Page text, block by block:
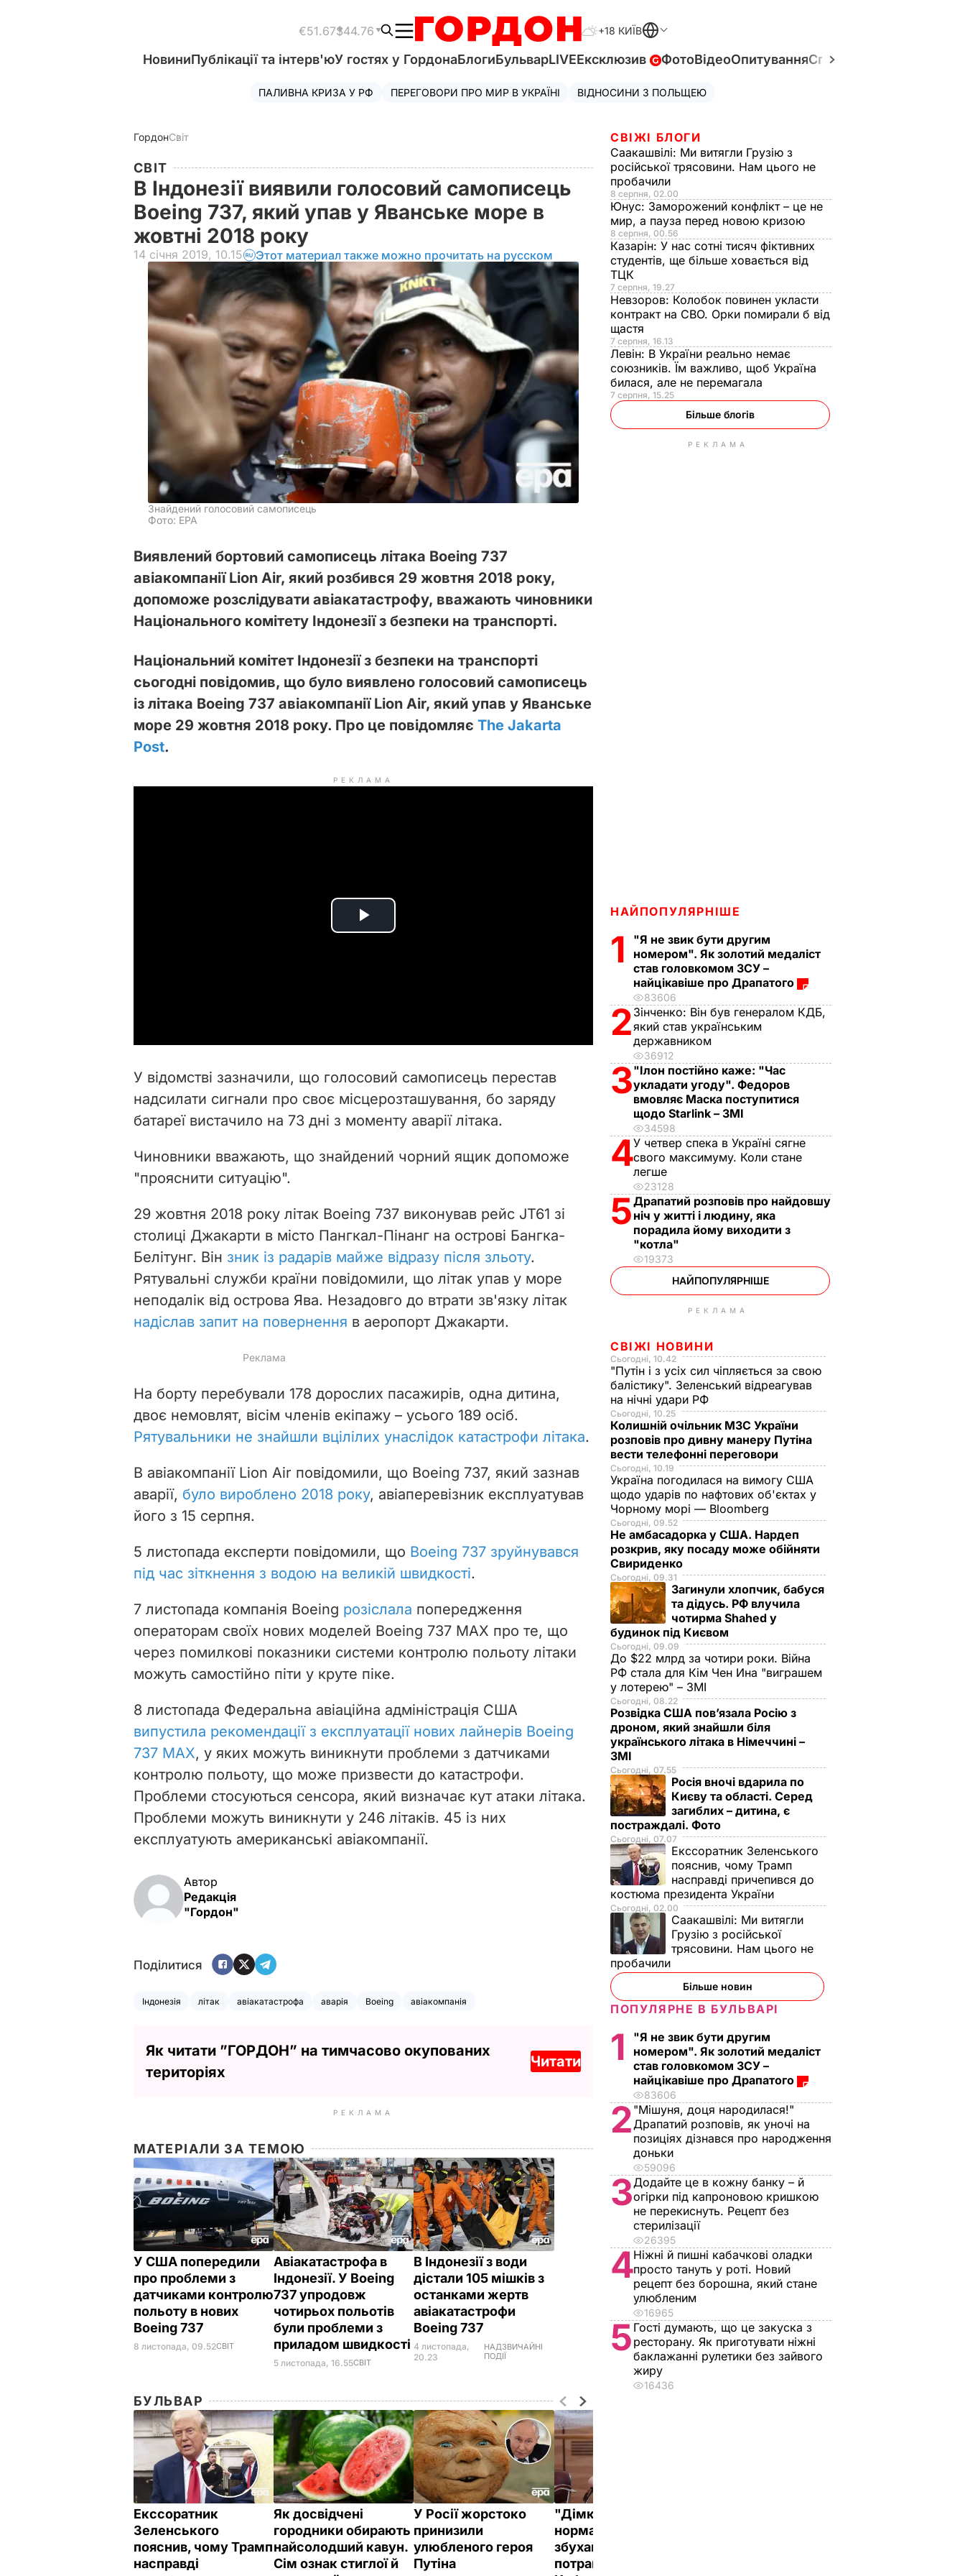
€51.67$44.76 +18 КИЇВ
НовиниПублікації та інтерв'юУ гостях у ГордонаБлогиБульварLIVEЕксклюзив ФотоВідеоОпитуванняСпецпроєкти
ПАЛИВНА КРИЗА У РФ ПЕРЕГОВОРИ ПРО МИР В УКРАЇНІ ВІДНОСИНИ З ПОЛЬЩЕЮ
ГордонСвіт
СВІТ
В Індонезії виявили голосовий самописець
Boeing 737, який упав у Яванське море в
жовтні 2018 року
14 січня 2019, 10.15 Этот материал также можно прочитать на русском
Знайдений голосовий самописець
Фото: ЕРА
Виявлений бортовий самописець літака Boeing 737
авіакомпанії Lion Air, який розбився 29 жовтня 2018 року,
допоможе розслідувати авіакатастрофу, вважають чиновники
Національного комітету Індонезії з безпеки на транспорті.
Національний комітет Індонезії з безпеки на транспорті
сьогодні повідомив, що було виявлено голосовий самописець
із літака Boeing 737 авіакомпанії Lion Air, який упав у Яванське
море 29 жовтня 2018 року. Про це повідомляє The Jakarta
Post.
РЕКЛАМА
P
i
d
e
У відомстві зазначили, що голосовий самописець перестав
надсилати сигнали про своє місцерозташування, бо заряду
батареї вистачило на 73 дні з моменту аварії літака.
Чиновники вважають, що знайдений чорний ящик допоможе
"прояснити ситуацію".
29 жовтня 2018 року літак Boeing 737 виконував рейс JT61 зі
столиці Джакарти в місто Пангкал-Пінанг на острові Бангка-
Белітунг. Він зник із радарів майже відразу після зльоту.
Рятувальні служби країни повідомили, що літак упав у море
неподалік від острова Ява. Незадовго до втрати зв'язку літак
надіслав запит на повернення в аеропорт Джакарти.
На борту перебували 178 дорослих пасажирів, одна дитина,
двоє немовлят, вісім членів екіпажу – усього 189 осіб.
Рятувальники не знайшли вцілілих унаслідок катастрофи літака.
В авіакомпанії Lion Air повідомили, що Boeing 737, який зазнав
аварії, було вироблено 2018 року, авіаперевізник експлуатував
його з 15 серпня.
5 листопада експерти повідомили, що Boeing 737 зруйнувався
під час зіткнення з водою на великій швидкості.
7 листопада компанія Boeing розіслала попередження
операторам своїх нових моделей Boeing 737 МАХ про те, що
через помилкові показники системи контролю польоту літаки
можуть самостійно піти у круте піке.
8 листопада Федеральна авіаційна адміністрація США
випустила рекомендації з експлуатації нових лайнерів Boeing
737 МАХ, у яких можуть виникнути проблеми з датчиками
контролю польоту, що може призвести до катастрофи.
Проблеми стосуються сенсора, який визначає кут атаки літака.
Проблеми можуть виникнути у 246 літаків. 45 із них
експлуатують американські авіакомпанії.
Автор
Редакція
"Гордон"
Поділитися
Індонезія літак авіакатастрофа аварія Boeing авіакомпанія
Як читати ”ГОРДОН” на тимчасово окупованих
територіях
Читати
РЕКЛАМА
МАТЕРІАЛИ ЗА ТЕМОЮ
У США попередили
про проблеми з
датчиками контролю
польоту в нових
Boeing 737
8 листопада, 09.52СВІТ
Авіакатастрофа в
Індонезії. У Boeing
737 упродовж
чотирьох польотів
були проблеми з
приладом швидкості
5 листопада, 16.55СВІТ
В Індонезії з води
дістали 105 мішків з
останками жертв
авіакатастрофи
Boeing 737
4 листопада,
20.23
НАДЗВИЧАЙНІ
ПОДІЇ
БУЛЬВАР
Екссоратник
Зеленського
пояснив, чому Трамп
насправді
Як досвідчені
городники обирають
найсолодший кавун.
Сім ознак стиглої й
У Росії жорстоко
принизили
улюбленого героя
Путіна
"Дімка був наче
нормальний, поки не
збухався". У мережу
потрапили знімки
СВІЖІ БЛОГИ
Саакашвілі: Ми витягли Грузію з
російської трясовини. Нам цього не
пробачили
8 серпня, 02.00
Юнус: Заморожений конфлікт – це не
мир, а пауза перед новою кризою
8 серпня, 00.56
Казарін: У нас сотні тисяч фіктивних
студентів, ще більше ховається від
ТЦК
7 серпня, 19.27
Невзоров: Колобок повинен укласти
контракт на СВО. Орки помирали б від
щастя
7 серпня, 16.13
Левін: В України реально немає
союзників. Їм важливо, щоб Україна
билася, але не перемагала
7 серпня, 15.25
Більше блогів
РЕКЛАМА
НАЙПОПУЛЯРНІШЕ
1
"Я не звик бути другим
номером". Як золотий медаліст
став головкомом ЗСУ –
найцікавіше про Драпатого
83606
2 Зінченко: Він був генералом КДБ,
який став українським
державником
36912
3"Ілон постійно каже: "Час
укладати угоду". Федоров
вмовляє Маска поступитися
щодо Starlink – ЗМІ
34598
4У четвер спека в Україні сягне
свого максимуму. Коли стане
легше
23128
5Драпатий розповів про найдовшу
ніч у житті і людину, яка
порадила йому виходити з
"котла"
19373
НАЙПОПУЛЯРНІШЕ
РЕКЛАМА
СВІЖІ НОВИНИ
Сьогодні, 10.42
"Путін і з усіх сил чіпляється за свою
балістику". Зеленський відреагував
на нічні удари РФ
Сьогодні, 10.25
Колишній очільник МЗС України
розповів про дивну манеру Путіна
вести телефонні переговори
Сьогодні, 10.19
Україна погодилася на вимогу США
щодо ударів по нафтових об'єктах у
Чорному морі — Bloomberg
Сьогодні, 09.52
Не амбасадорка у США. Нардеп
розкрив, яку посаду може обійняти
Свириденко
Сьогодні, 09.31
Загинули хлопчик, бабуся
та дідусь. РФ влучила
чотирма Shahed у
будинок під Києвом
Сьогодні, 09.09
До $22 млрд за чотири роки. Війна
РФ стала для Кім Чен Ина "виграшем
у лотерею" – ЗМІ
Сьогодні, 08.22
Розвідка США пов’язала Росію з
дроном, який знайшли біля
українського літака в Німеччині –
ЗМІ
Сьогодні, 07.55
Росія вночі вдарила по
Києву та області. Серед
загиблих – дитина, є
постраждалі. Фото
Сьогодні, 07.07
Екссоратник Зеленського
пояснив, чому Трамп
насправді причепився до
костюма президента України
Сьогодні, 02.00
Саакашвілі: Ми витягли
Грузію з російської
трясовини. Нам цього не
пробачили
Більше новин
ПОПУЛЯРНЕ В БУЛЬВАРІ
1
"Я не звик бути другим
номером". Як золотий медаліст
став головкомом ЗСУ –
найцікавіше про Драпатого
83606
2 "Мішуня, доця народилася!"
Драпатий розповів, як уночі на
позиціях дізнався про народження
доньки
59096
3Додайте це в кожну банку – й
огірки під капроновою кришкою
не перекиснуть. Рецепт без
стерилізації
26395
4Ніжні й пишні кабачкові оладки
просто тануть у роті. Новий
рецепт без борошна, який стане
улюбленим
16965
5 Гості думають, що це закуска з
ресторану. Як приготувати ніжні
баклажанні рулетики без зайвого
жиру
16436